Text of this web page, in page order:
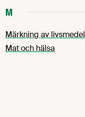
M
Märkning av livsmedel
Mat och hälsa